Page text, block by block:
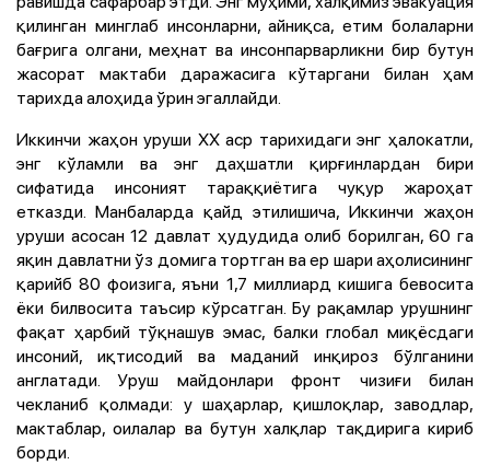
қилинган минглаб инсонларни, айниқса, етим болаларни
бағрига олгани, меҳнат ва инсонпарварликни бир бутун
жасорат мактаби даражасига кўтаргани билан ҳам
тарихда алоҳида ўрин эгаллайди.
Иккинчи жаҳон уруши XX аср тарихидаги энг ҳалокатли,
энг кўламли ва энг даҳшатли қирғинлардан бири
сифатида инсоният тараққиётига чуқур жароҳат
етказди. Манбаларда қайд этилишича, Иккинчи жаҳон
уруши асосан 12 давлат ҳудудида олиб борилган, 60 га
яқин давлатни ўз домига тортган ва ер шари аҳолисининг
қарийб 80 фоизига, яъни 1,7 миллиард кишига бевосита
ёки билвосита таъсир кўрсатган. Бу рақамлар урушнинг
фақат ҳарбий тўқнашув эмас, балки глобал миқёсдаги
инсоний, иқтисодий ва маданий инқироз бўлганини
англатади. Уруш майдонлари фронт чизиғи билан
чекланиб қолмади: у шаҳарлар, қишлоқлар, заводлар,
мактаблар, оилалар ва бутун халқлар тақдирига кириб
борди.